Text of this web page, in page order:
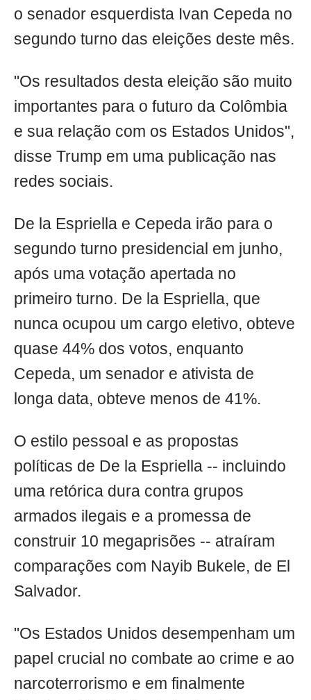
o senador esquerdista Ivan Cepeda no
segundo turno das eleições deste mês.
"Os resultados desta eleição são muito
importantes para o futuro da Colômbia
e sua relação com os Estados Unidos",
disse Trump em uma publicação nas
redes sociais.
De la Espriella e Cepeda irão para o
segundo turno presidencial em junho,
após uma votação apertada no
primeiro turno. De la Espriella, que
nunca ocupou um cargo eletivo, obteve
quase 44% dos votos, enquanto
Cepeda, um senador e ativista de
longa data, obteve menos de 41%.
O estilo pessoal e as propostas
políticas de De la Espriella -- incluindo
uma retórica dura contra grupos
armados ilegais e a promessa de
construir 10 megaprisões -- atraíram
comparações com Nayib Bukele, de El
Salvador.
"Os Estados Unidos desempenham um
papel crucial no combate ao crime e ao
narcoterrorismo e em finalmente